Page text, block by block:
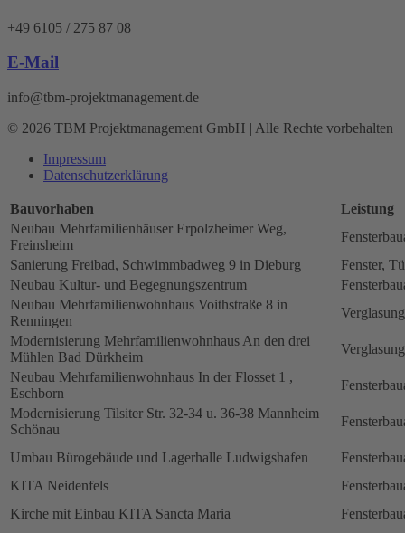
+49 6105 / 275 87 08
E-Mail
info@tbm-projektmanagement.de
© 2026 TBM Projektmanagement GmbH | Alle Rechte vorbehalten
Impressum
Datenschutz­erklärung
Bauvorhaben
Leistung
Neubau Mehrfamilienhäuser Erpolzheimer Weg,
Freinsheim
Sanierung Freibad, Schwimmbadweg 9 in Dieburg
Fenster,
Neubau Kultur- und Begegnungszentrum
Neubau Mehrfamilienwohnhaus Voithstraße 8 in
Renningen
Modernisierung Mehrfamilienwohnhaus An den drei
Mühlen Bad Dürkheim
Neubau Mehrfamilienwohnhaus In der Flosset 1 ,
Eschborn
Modernisierung Tilsiter Str. 32-34 u. 36-38 Mannheim
Schönau
Umbau Bürogebäude und Lagerhalle Ludwigshafen
KITA Neidenfels
Kirche mit Einbau KITA Sancta Maria